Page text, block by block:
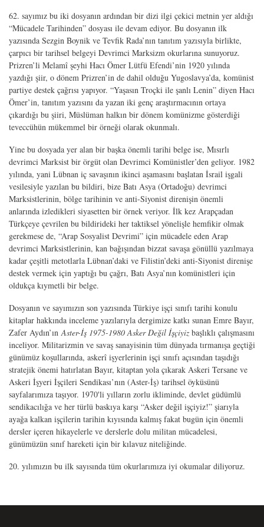
62. sayımız bu iki dosyanın ardından bir dizi ilgi çekici metnin yer aldığı
“Mücadele Tarihinden” dosyası ile devam ediyor. Bu dosyanın ilk
yazısında Sezgin Boynik ve Tevfik Rada’nın tanıtım yazısıyla birlikte,
çarpıcı bir tarihsel belgeyi Devrimci Marksizm okurlarına sunuyoruz.
Prizren’li Melamî şeyhi Hacı Ömer Lütfü Efendi’nin 1920 yılında
yazdığı şiir, o dönem Prizren’in de dahil olduğu Yugoslavya’da, komünist
partiye destek çağrısı yapıyor. “Yaşasın Troçki ile şanlı Lenin” diyen Hacı
Ömer’in, tanıtım yazısını da yazan iki genç araştırmacının ortaya
çıkardığı bu şiiri, Müslüman halkın bir dönem komünizme gösterdiği
teveccühün mükemmel bir örneği olarak okunmalı.
Yine bu dosyada yer alan bir başka önemli tarihi belge ise, Mısırlı
devrimci Marksist bir örgüt olan Devrimci Komünistler’den geliyor. 1982
yılında, yani Lübnan iç savaşının ikinci aşamasını başlatan İsrail işgali
vesilesiyle yazılan bu bildiri, bize Batı Asya (Ortadoğu) devrimci
Marksistlerinin, bölge tarihinin ve anti-Siyonist direnişin önemli
anlarında izledikleri siyasetten bir örnek veriyor. İlk kez Arapçadan
Türkçeye çevrilen bu bildirideki her taktiksel yönelişle hemfikir olmak
gerekmese de, “Arap Sosyalist Devrimi” için mücadele eden Arap
devrimci Marksistlerinin, kan bağışından bizzat savaşa gönüllü yazılmaya
kadar çeşitli metotlarla Lübnan’daki ve Filistin’deki anti-Siyonist direnişe
destek vermek için yaptığı bu çağrı, Batı Asya’nın komünistleri için
oldukça kıymetli bir belge.
Dosyanın ve sayımızın son yazısında Türkiye işçi sınıfı tarihi konulu
kitaplar hakkında inceleme yazılarıyla dergimize katkı sunan Emre Bayır,
Zafer Aydın’ın Aster-İş 1975-1980 Asker Değil İşçiyiz başlıklı çalışmasını
inceliyor. Militarizmin ve savaş sanayisinin tüm dünyada tırmanışa geçtiği
günümüz koşullarında, askerî işyerlerinin işçi sınıfı açısından taşıdığı
stratejik önemi hatırlatan Bayır, kitaptan yola çıkarak Askeri Tersane ve
Askeri İşyeri İşçileri Sendikası’nın (Aster-İş) tarihsel öyküsünü
sayfalarımıza taşıyor. 1970'li yılların zorlu ikliminde, devlet güdümlü
sendikacılığa ve her türlü baskıya karşı “Asker değil işçiyiz!” şiarıyla
ayağa kalkan işçilerin tarihin kıyısında kalmış fakat bugün için önemli
dersler içeren hikayelerle ve derslerle dolu militan mücadelesi,
günümüzün sınıf hareketi için bir kılavuz niteliğinde.
20. yılımızın bu ilk sayısında tüm okurlarımıza iyi okumalar diliyoruz.